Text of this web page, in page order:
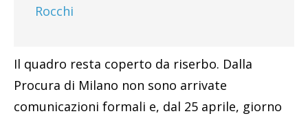
Rocchi
Il quadro resta coperto da riserbo. Dalla
Procura di Milano non sono arrivate
comunicazioni formali e, dal 25 aprile, giorno